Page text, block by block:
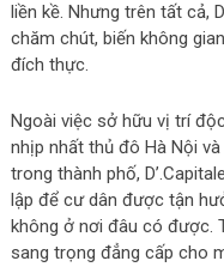
liền kề. Nhưng trên tất cả,
chăm chút, biến không
đích thực.
Ngoài việc sở hữu vị trí
nhịp nhất thủ đô Hà Nội
trong thành phố,
lập để cư dân được tận
không ở nơi đâu có được.
sang trọng đẳng cấp cho